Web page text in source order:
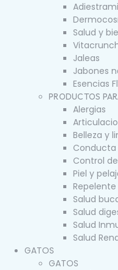
Salud y
Jaleas
Jabones
Esencias
PRODUCTOS
Alergias
Belleza y
Control
Piel y
Repelente
Salud
Salud
Salud
Salud
GATOS
GATOS